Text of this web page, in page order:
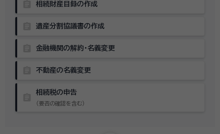
相続財産目録の作成
遺産分割協議書の作成
金融機関の解約・名義変更
不動産の名義変更
相続税の申告
（要否の確認を含む）